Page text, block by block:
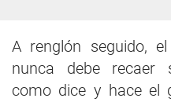
A renglón seguido,
nunca debe recaer
como dice y hace el